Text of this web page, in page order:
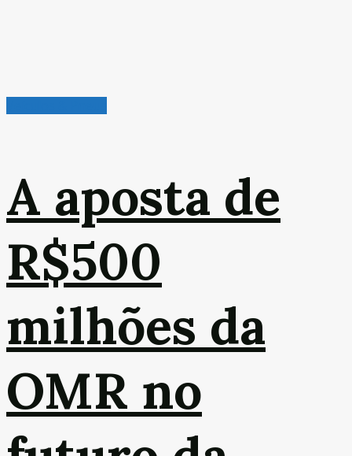
A aposta de
R$500
milhões da
OMR no